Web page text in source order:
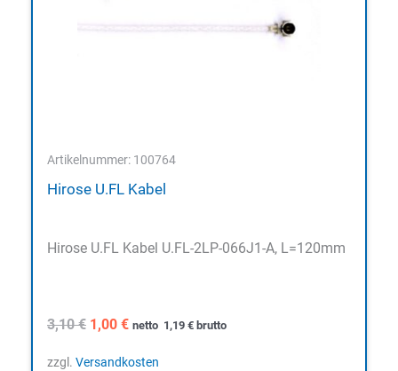
Artikelnummer: 100764
Hirose U.FL Kabel
Hirose U.FL Kabel U.FL-2LP-066J1-A, L=120mm
3,10€ Ursprünglicher
war:
1,00 €Aktueller
ist:
netto 1,19 € brutto
zzgl. Versandkosten